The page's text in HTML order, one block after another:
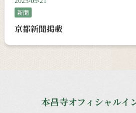
新聞
京都新聞掲載
本昌寺オフィシャルイ